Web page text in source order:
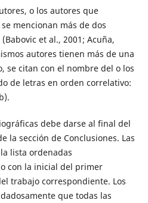
o los autores que
mencionan más de dos
et al., 2001; Acuña,
autores tienen más de una
se citan con el nombre del o los
de letras en orden correlativo:
debe darse al final del
la sección de Conclusiones. Las
lista ordenadas
con la inicial del primer
trabajo correspondiente. Los
que todas las